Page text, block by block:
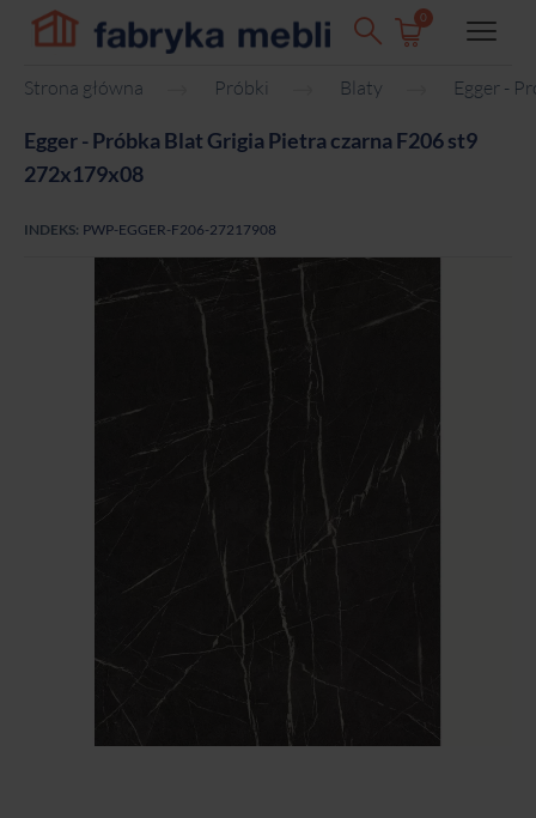
0
Strona główna Próbki Blaty Egger -
Egger - Próbka Blat Grigia Pietra czarna F206 st9
272x179x08
INDEKS: PWP-EGGER-F206-27217908